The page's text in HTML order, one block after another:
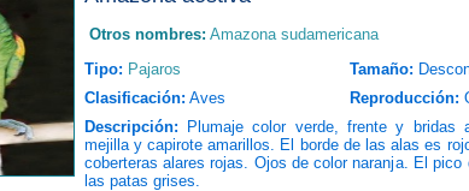
Otros nombres: Amazona sudamericana
Tipo: Pajaros Tamaño:
Clasificación: Aves Reproducción:
Descripción: Plumaje color verde, frente y bridas
mejilla y capirote amarillos. El borde de las alas es
coberteras alares rojas. Ojos de color naranja. El pico
las patas grises.